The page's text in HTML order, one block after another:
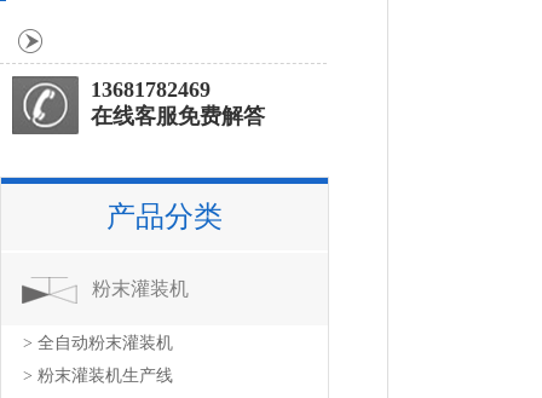
13681782469
在线客服免费解答
产品分类
粉末灌装机
> 全自动粉末灌装机
> 粉末灌装机生产线